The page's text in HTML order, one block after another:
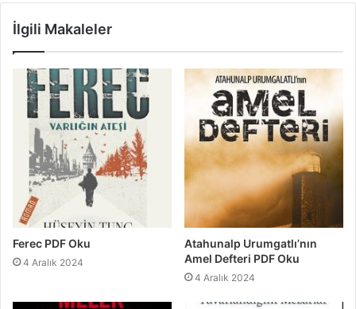
İlgili Makaleler
Ferec PDF Oku
4 Aralık 2024
Atahunalp Urumgatlı’nın
Amel Defteri PDF Oku
4 Aralık 2024